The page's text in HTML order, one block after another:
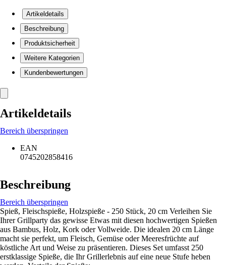
Artikeldetails
Beschreibung
Produktsicherheit
Weitere Kategorien
Kundenbewertungen
Artikeldetails
Bereich überspringen
EAN
0745202858416
Beschreibung
Bereich überspringen
Spieß, Fleischspieße, Holzspieße - 250 Stück, 20 cm Verleihen Sie
Ihrer Grillparty das gewisse Etwas mit diesen hochwertigen Spießen
aus Bambus, Holz, Kork oder Vollweide. Die idealen 20 cm Länge
macht sie perfekt, um Fleisch, Gemüse oder Meeresfrüchte auf
köstliche Art und Weise zu präsentieren. Dieses Set umfasst 250
erstklassige Spieße, die Ihr Grillerlebnis auf eine neue Stufe heben